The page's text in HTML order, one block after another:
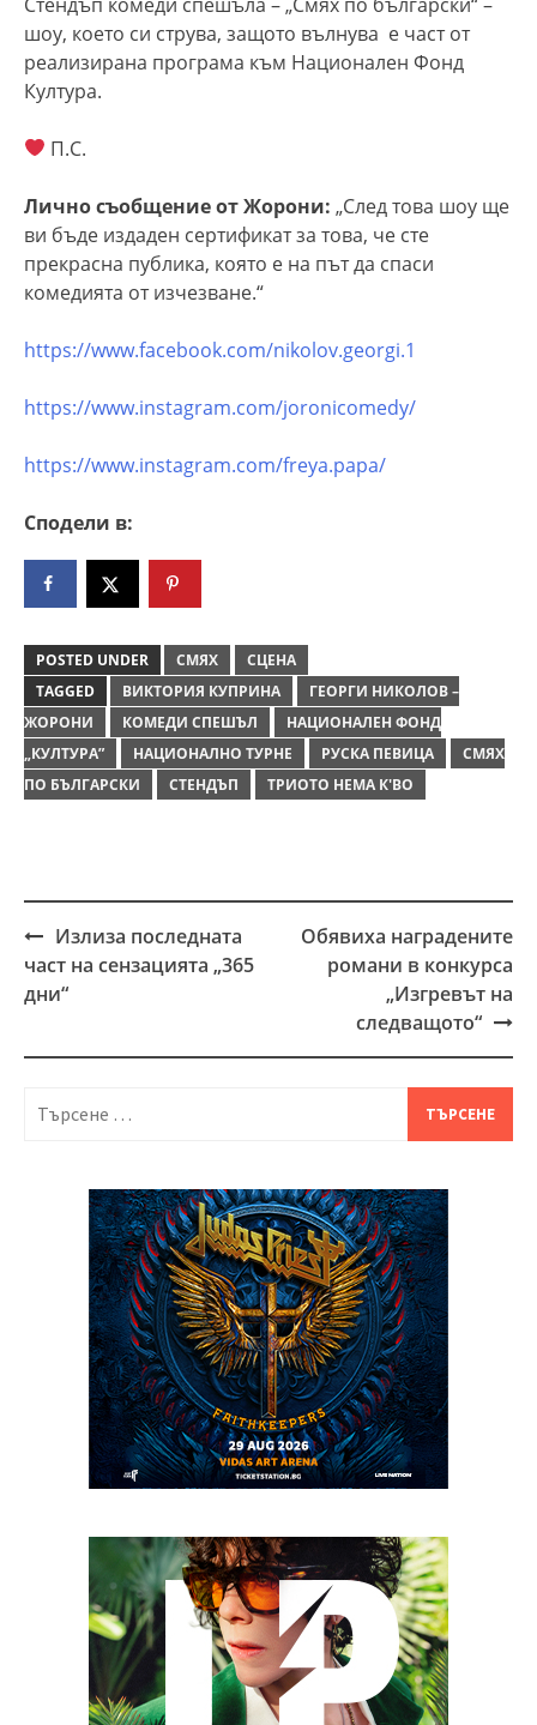
шоу, което си струва, защото вълнува е част от
реализирана програма към Национален Фонд
Култура.
П.С.
Лично съобщение от Жорони: „След това шоу ще
ви бъде издаден сертификат за това, че сте
прекрасна публика, която е на път да спаси
комедията от изчезване.“
https://www.facebook.com/nikolov.georgi.1
https://www.instagram.com/joronicomedy/
https://www.instagram.com/freya.papa/
Сподели в:
POSTED UNDER СМЯХ
СЦЕНА
TAGGED
ВИКТОРИЯ КУПРИНА
ГЕОРГИ НИКОЛОВ –
ЖОРОНИ
КОМЕДИ СПЕШЪЛ
НАЦИОНАЛЕН ФОНД
„КУЛТУРА”
НАЦИОНАЛНО ТУРНЕ РУСКА ПЕВИЦА
СМЯХ
ПО БЪЛГАРСКИ
СТЕНДЪП ТРИОТО НЕМА К'ВО
Post
navigation
Излиза последната
част на сензацията „365
дни“
Обявиха наградените
романи в конкурса
„Изгревът на
следващото“
Търсене